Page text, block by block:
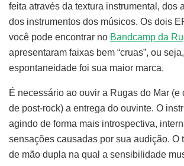
feita através da textura instrumental, dos
dos instrumentos dos músicos. Os dois
você pode encontrar no Bandcamp da
apresentaram faixas bem “cruas”, ou
espontaneidade foi sua maior marca.
É necessário ao ouvir a Rugas do Mar (e
de post-rock) a entrega do ouvinte. O
agindo de forma mais introspectiva,
sensações causadas por sua audição. O
de mão dupla na qual a sensibilidade